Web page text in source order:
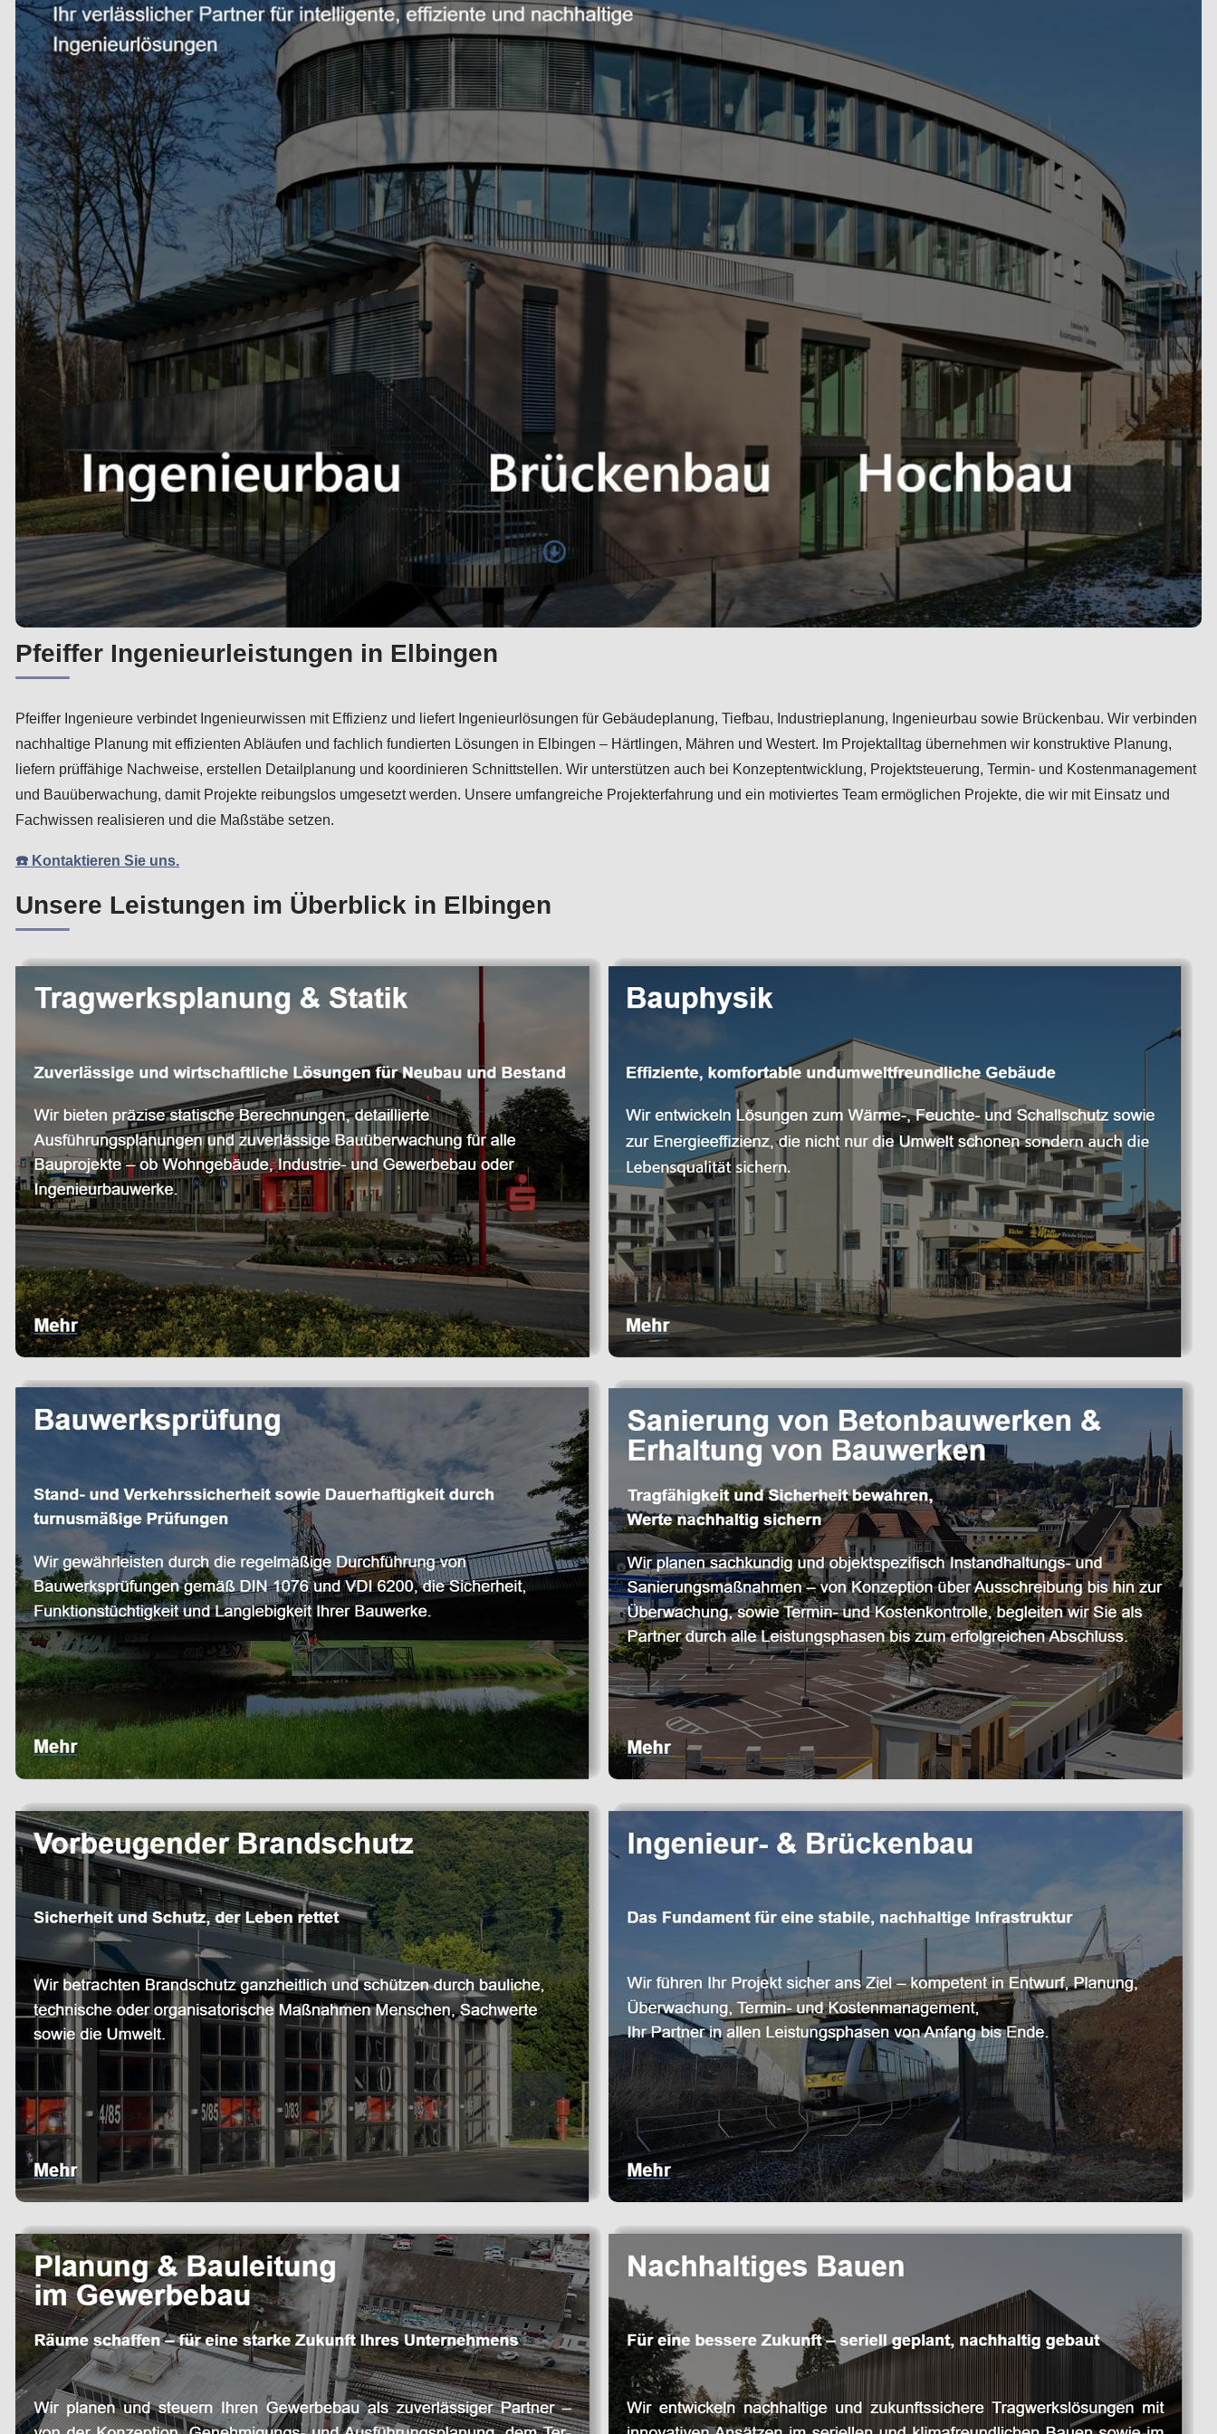
Pfeiffer Ingenieurleistungen in Elbingen
Pfeiffer Ingenieure verbindet Ingenieurwissen mit Effizienz und liefert Ingenieurlösungen für Gebäudeplanung, Tiefbau, Industrieplanung, Ingenieurbau sowie Brückenbau. Wir verbinden
nachhaltige Planung mit effizienten Abläufen und fachlich fundierten Lösungen in Elbingen – Härtlingen, Mähren und Westert. Im Projektalltag übernehmen wir konstruktive Planung,
liefern prüffähige Nachweise, erstellen Detailplanung und koordinieren Schnittstellen. Wir unterstützen auch bei Konzeptentwicklung, Projektsteuerung, Termin- und Kostenmanagement
und Bauüberwachung, damit Projekte reibungslos umgesetzt werden. Unsere umfangreiche Projekterfahrung und ein motiviertes Team ermöglichen Projekte, die wir mit Einsatz und
Fachwissen realisieren und die Maßstäbe setzen.
☎️ Kontaktieren Sie uns.
Unsere Leistungen im Überblick in Elbingen